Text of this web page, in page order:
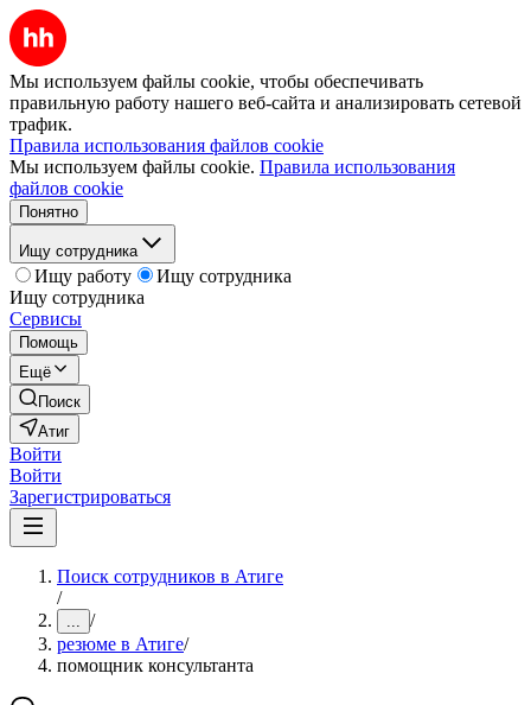
Мы используем файлы cookie, чтобы обеспечивать
правильную работу нашего веб-сайта и анализировать сетевой
трафик.
Правила использования файлов cookie
Мы используем файлы cookie. Правила использования
файлов cookie
Понятно
Ищу сотрудника
Ищу работу
Ищу сотрудника
Ищу сотрудника
Сервисы
Помощь
Ещё
Поиск
Атиг
Войти
Войти
Зарегистрироваться
Поиск сотрудников в Атиге
/
... /
резюме в Атиге/
помощник консультанта